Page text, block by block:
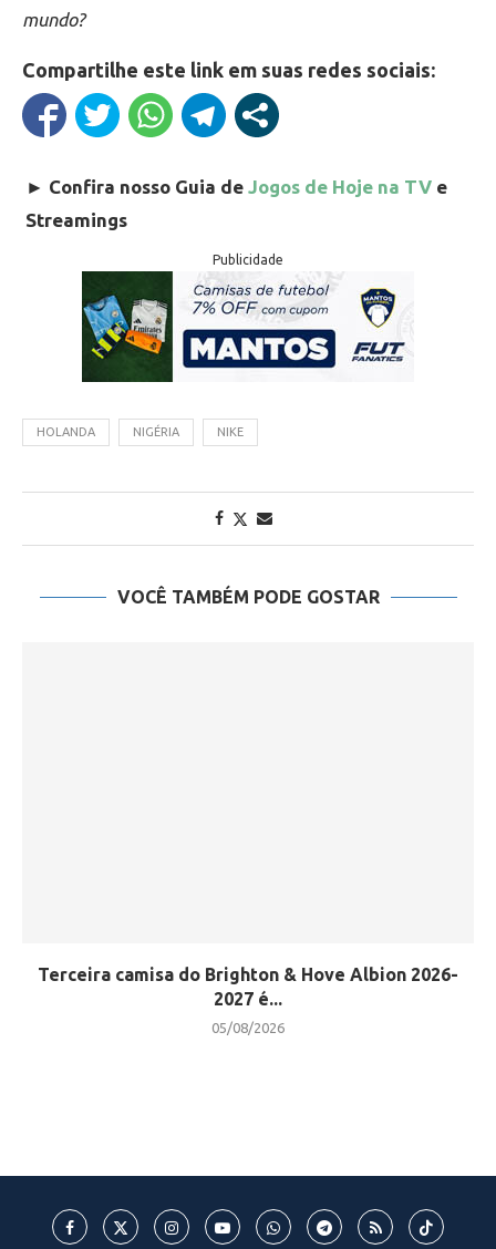
mundo?
Compartilhe este link em suas redes sociais:
► Confira nosso Guia de Jogos de Hoje na TV e
Streamings
Publicidade
HOLANDA NIGÉRIA NIKE
VOCÊ TAMBÉM PODE GOSTAR
Terceira camisa do Brighton & Hove Albion 2026-
2027 é...
05/08/2026